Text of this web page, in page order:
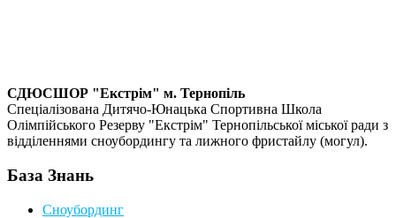
СДЮСШОР "Екстрім" м. Тернопіль
Спеціалізована Дитячо-Юнацька Спортивна Школа
Олімпійського Резерву "Екстрім" Тернопільської міської ради з
відділеннями сноубордингу та лижного фристайлу (могул).
База Знань
Сноубординг